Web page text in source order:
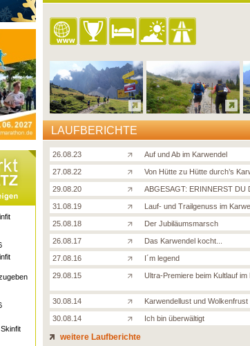
LAUFBERICHTE
26.08.23 Auf und Ab im Karwendel
27.08.22 Von Hütte zu Hütte durch’s
29.08.20 ABGESAGT: ERINNERST DU
31.08.19 Lauf- und Trailgenuss im
25.08.18 Der Jubiläumsmarsch
26.08.17 Das Karwendel kocht...
27.08.16 I´m legend
29.08.15 Ultra-Premiere beim Kultlauf im
30.08.14 Karwendellust und Wolkenfrust
30.08.14 Ich bin überwältigt
weitere Laufberichte